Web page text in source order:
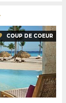
COUP DE COEUR